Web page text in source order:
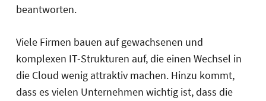
beantworten.
Viele Firmen bauen auf gewachsenen und
komplexen IT-Strukturen auf, die einen Wechsel in
die Cloud wenig attraktiv machen. Hinzu kommt,
dass es vielen Unternehmen wichtig ist, dass die